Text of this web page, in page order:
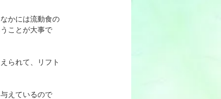
かには流動食の
ことが大事で
られて、リフト
えているので